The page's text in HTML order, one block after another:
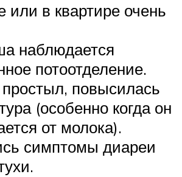
или в квартире очень
наблюдается
потоотделение.
повысилась
(особенно когда он
от молока).
симптомы диареи